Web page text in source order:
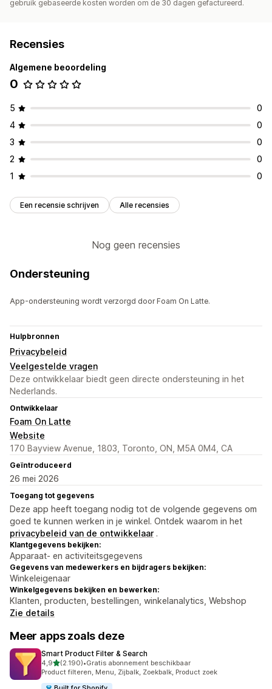
gebruik gebaseerde kosten worden om de 30 dagen gefactureerd.
Recensies
Algemene beoordeling
0
5
0
4
0
3
0
2
0
1
0
Een recensie schrijven Alle recensies
Nog geen recensies
Ondersteuning
App-ondersteuning wordt verzorgd door Foam On Latte.
Hulpbronnen
Privacybeleid
Veelgestelde vragen
Deze ontwikkelaar biedt geen directe ondersteuning in het
Nederlands.
Ontwikkelaar
Foam On Latte
Website
170 Bayview Avenue, 1803, Toronto, ON, M5A 0M4, CA
Geïntroduceerd
26 mei 2026
Toegang tot gegevens
Deze app heeft toegang nodig tot de volgende gegevens om
goed te kunnen werken in je winkel. Ontdek waarom in het
privacybeleid van de ontwikkelaar .
Klantgegevens bekijken:
Apparaat- en activiteitsgegevens
Gegevens van medewerkers en bijdragers bekijken:
Winkeleigenaar
Winkelgegevens bekijken en bewerken:
Klanten, producten, bestellingen, winkelanalytics, Webshop
Zie details
Meer apps zoals deze
Smart Product Filter & Search
4,9van 5 sterren
(2.190)
2190 recensies in totaal
•Gratis abonnement beschikbaar
Product filteren, Menu, Zijbalk, Zoekbalk, Product zoek